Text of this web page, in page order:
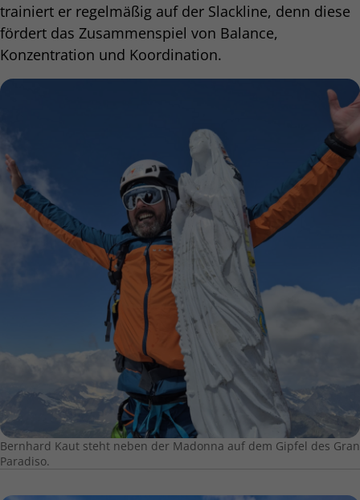
trainiert er regelmäßig auf der Slackline, denn diese
fördert das Zusammenspiel von Balance,
Konzentration und Koordination.
Bernhard Kaut steht neben der Madonna auf dem Gipfel des Gran
Paradiso.